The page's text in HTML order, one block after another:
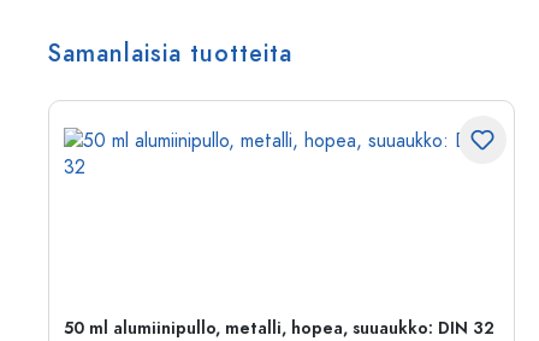
Samanlaisia tuotteita
50 ml alumiinipullo, metalli, hopea, suuaukko: DIN 32